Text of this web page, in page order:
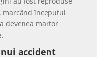
marcând începutul
devenea martor
accident